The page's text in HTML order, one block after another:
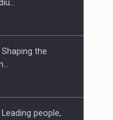
the
people,